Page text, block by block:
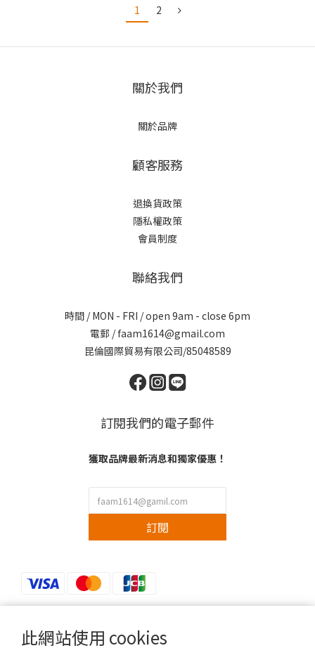
此網站使用 cookies
1 2
關於我們
關於品牌
顧客服務
退換貨政策
隱私權政策
會員制度
聯絡我們
時間 / MON - FRI / open 9am - close 6pm
電郵 / faam1614@gmail.com
昆倫國際貿易有限公司/85048589
訂閱我們的電子郵件
獲取品牌最新消息和獨家優惠！
訂閱
$ TWD 繁體中文